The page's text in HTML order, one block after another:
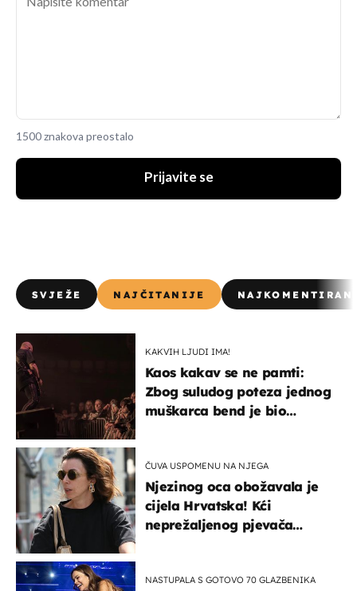
1500 znakova preostalo
Prijavite se
SVJEŽE NAJČITANIJE
KAKVIH LJUDI IMA!
Kaos kakav se ne pamti:
Zbog suludog poteza jednog
muškarca bend je bio
ČUVA USPOMENU NA NJEGA
Njezinog oca obožavala je
cijela Hrvatska! Kći
neprežaljenog pjevača
NASTUPALA S GOTOVO 70 GLAZBENIKA